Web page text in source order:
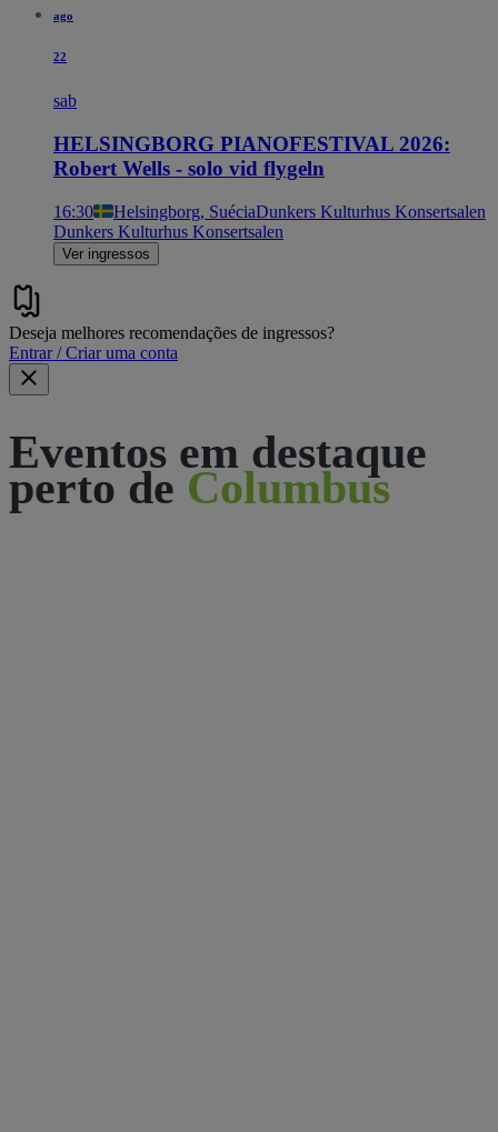
ago
22
sab
HELSINGBORG PIANOFESTIVAL 2026:
Robert Wells - solo vid flygeln
16:30 Helsingborg, SuéciaDunkers Kulturhus Konsertsalen
Dunkers Kulturhus Konsertsalen
Ver ingressos
Deseja melhores recomendações de ingressos?
Entrar / Criar uma conta
Eventos em destaque
perto de Columbus